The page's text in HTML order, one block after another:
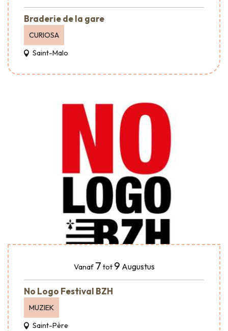
Braderie de la gare
CURIOSA
Saint-Malo
Vanaf 7 tot 9 Augustus
No Logo Festival BZH
MUZIEK
Saint-Père